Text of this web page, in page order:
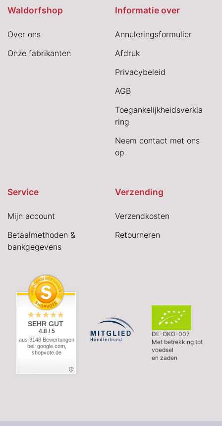
Waldorfshop
Over ons
Onze fabrikanten
Informatie over
Annuleringsformulier
Afdruk
Privacybeleid
AGB
Toegankelijkheidsverkla
ring
Neem contact met ons
op
Service
Mijn account
Betaalmethoden &
bankgegevens
Verzending
Verzendkosten
Retourneren
SEHR GUT
4.8 / 5
aus 3148 Bewertungen
bei: google.com,
shopvote.de
DE-ÖKO-007
Met betrekking tot
voedsel
en zaden